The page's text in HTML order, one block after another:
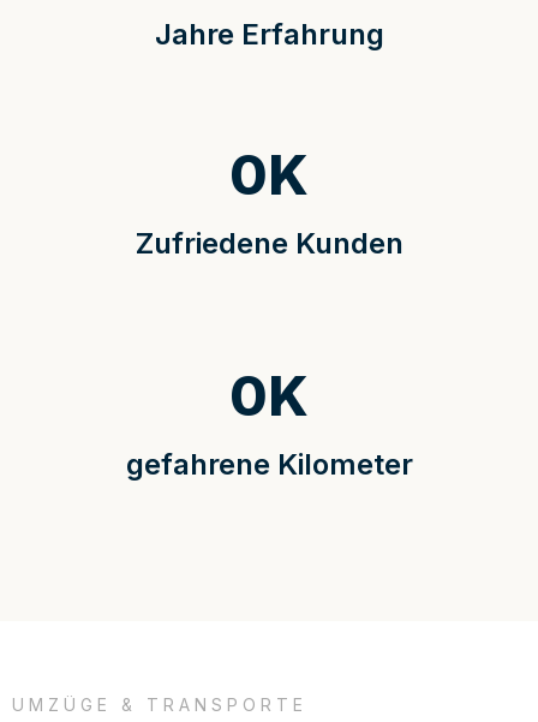
Jahre Erfahrung
Zufriedene Kunden
0K
gefahrene Kilometer
0K
UMZÜGE & TRANSPORTE